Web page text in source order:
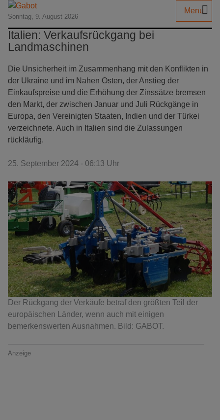
Sonntag, 9. August 2026
Menu
Italien: Verkaufsrückgang bei
Landmaschinen
Die Unsicherheit im Zusammenhang mit den Konflikten in
der Ukraine und im Nahen Osten, der Anstieg der
Einkaufspreise und die Erhöhung der Zinssätze bremsen
den Markt, der zwischen Januar und Juli Rückgänge in
Europa, den Vereinigten Staaten, Indien und der Türkei
verzeichnete. Auch in Italien sind die Zulassungen
rückläufig.
25. September 2024 - 06:13 Uhr
Der Rückgang der Verkäufe betraf den größten Teil der
europäischen Länder, wenn auch mit einigen
bemerkenswerten Ausnahmen. Bild: GABOT.
Anzeige